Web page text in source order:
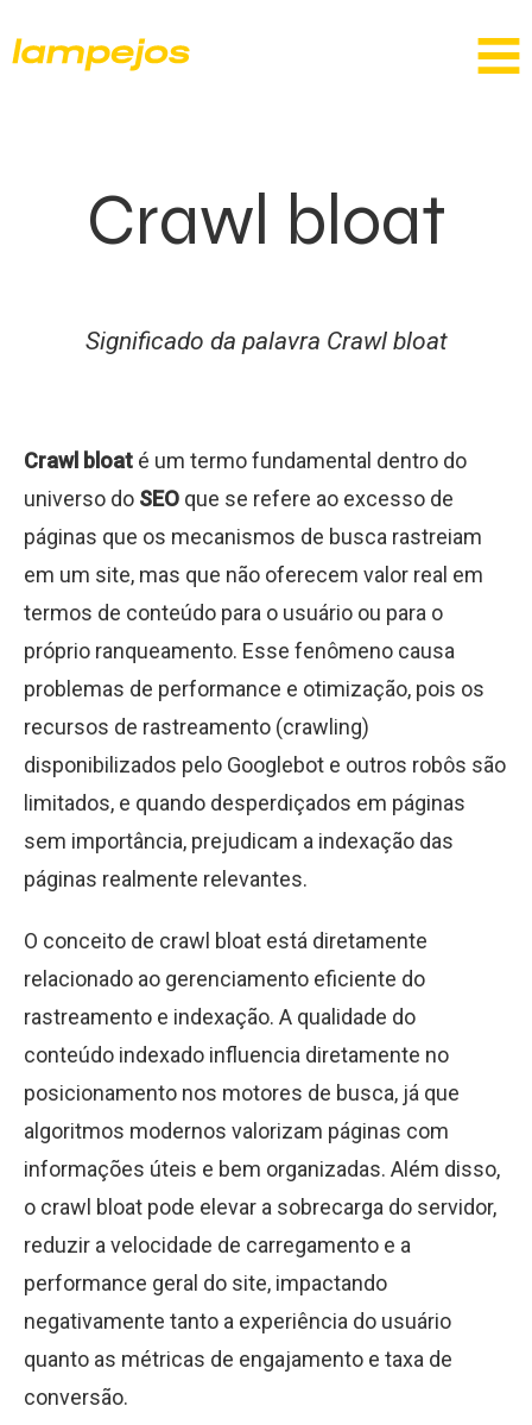
Crawl bloat
Significado da palavra Crawl bloat
Crawl bloat é um termo fundamental dentro do
universo do SEO que se refere ao excesso de
páginas que os mecanismos de busca rastreiam
em um site, mas que não oferecem valor real em
termos de conteúdo para o usuário ou para o
próprio ranqueamento. Esse fenômeno causa
problemas de performance e otimização, pois os
recursos de rastreamento (crawling)
disponibilizados pelo Googlebot e outros robôs são
limitados, e quando desperdiçados em páginas
sem importância, prejudicam a indexação das
páginas realmente relevantes.
O conceito de crawl bloat está diretamente
relacionado ao gerenciamento eficiente do
rastreamento e indexação. A qualidade do
conteúdo indexado influencia diretamente no
posicionamento nos motores de busca, já que
algoritmos modernos valorizam páginas com
informações úteis e bem organizadas. Além disso,
o crawl bloat pode elevar a sobrecarga do servidor,
reduzir a velocidade de carregamento e a
performance geral do site, impactando
negativamente tanto a experiência do usuário
quanto as métricas de engajamento e taxa de
conversão.